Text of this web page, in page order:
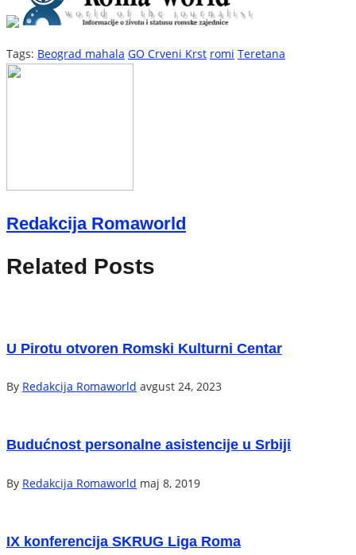
Tags: Beograd mahala GO Crveni Krst romi Teretana
Redakcija Romaworld
Related Posts
U Pirotu otvoren Romski Kulturni Centar
By Redakcija Romaworld avgust 24, 2023
Budućnost personalne asistencije u Srbiji
By Redakcija Romaworld maj 8, 2019
IX konferencija SKRUG Liga Roma